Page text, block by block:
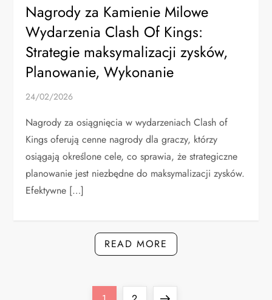
Nagrody za Kamienie Milowe
Wydarzenia Clash Of Kings:
Strategie maksymalizacji zysków,
Planowanie, Wykonanie
24/02/2026
Nagrody za osiągnięcia w wydarzeniach Clash of
Kings oferują cenne nagrody dla graczy, którzy
osiągają określone cele, co sprawia, że strategiczne
planowanie jest niezbędne do maksymalizacji zysków.
Efektywne […]
READ MORE